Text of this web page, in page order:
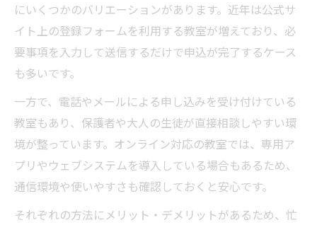
にいくつかのバリエーションがあります。近年は公式サ
イト上の登録フォームを利用する教室が増えており、必
要事項を入力して送信するだけで申込が完了するケース
も多いです。
一方で、電話やメールによる申し込みを受け付けている
教室もあり、保護者や大人の生徒が直接相談しやすい環
境が整っています。オンライン対応の教室では、専用ア
プリやウェブシステムを導入している場合もあるため、
通信環境や使いやすさも確認しておくと安心です。
それぞれの方法にメリット・デメリットがあるため、忙